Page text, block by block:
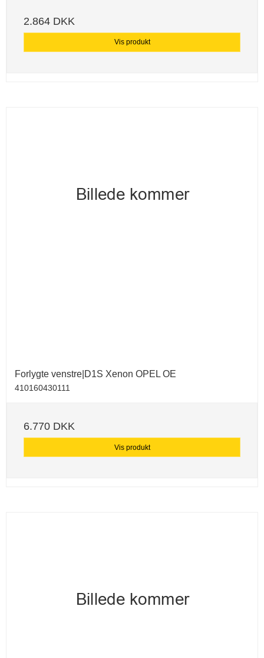
2.864 DKK
Vis produkt
Forlygte venstre|D1S Xenon OPEL OE
410160430111
6.770 DKK
Vis produkt